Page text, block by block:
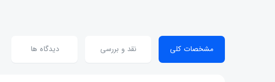
مشخصات کلی نقد و بررسی دیدگاه ها